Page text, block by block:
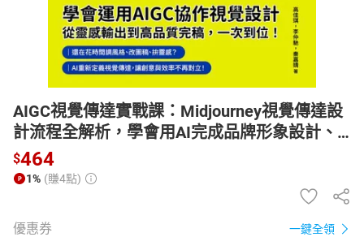
AIGC視覺傳達實戰課：Midjourney視覺傳達設
計流程全解析，學會用AI完成品牌形象設計、
海報包裝、商業提案！【電子書】
$464
1% (賺4點)
優惠券 一鍵全領